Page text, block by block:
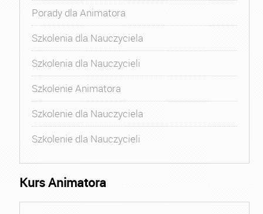
Porady dla Animatora
Szkolenia dla Nauczyciela
Szkolenia dla Nauczycieli
Szkolenie Animatora
Szkolenie dla Nauczyciela
Szkolenie dla Nauczycieli
Kurs Animatora